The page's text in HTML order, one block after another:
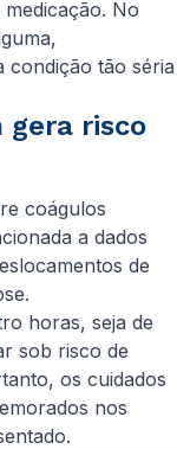
No
condição tão séria
gera risco
coágulos
a dados
de
horas, seja de
sob risco de
os cuidados
nos